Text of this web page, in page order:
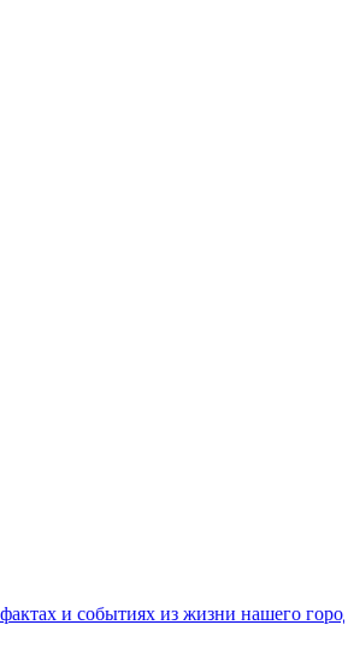
из жизни нашего города, пишите